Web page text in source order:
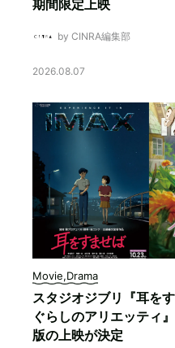
期間限定上映
by CINRA編集部
2026.08.07
Movie,Drama
スタジオジブリ『耳を
ぐらしのアリエッティ
版の上映が決定